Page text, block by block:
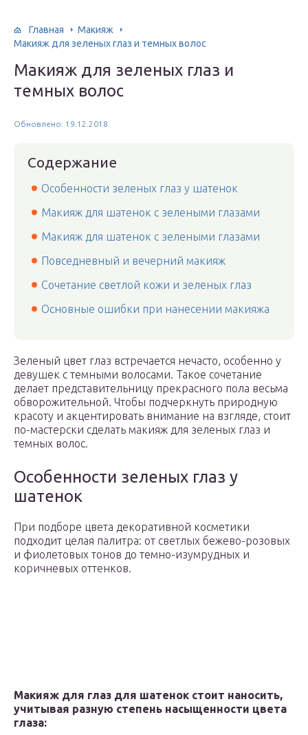
Главная
Макияж
Макияж для зеленых глаз и темных волос
Макияж для зеленых глаз и
темных волос
Обновлено: 19.12.2018
Содержание
Особенности зеленых глаз у шатенок
Макияж для шатенок с зелеными глазами
Макияж для шатенок с зелеными глазами
Повседневный и вечерний макияж
Сочетание светлой кожи и зеленых глаз
Основные ошибки при нанесении макияжа
Зеленый цвет глаз встречается нечасто, особенно у
девушек с темными волосами. Такое сочетание
делает представительницу прекрасного пола весьма
обворожительной. Чтобы подчеркнуть природную
красоту и акцентировать внимание на взгляде, стоит
по-мастерски сделать макияж для зеленых глаз и
темных волос.
Особенности зеленых глаз у
шатенок
При подборе цвета декоративной косметики
подходит целая палитра: от светлых бежево-розовых
и фиолетовых тонов до темно-изумрудных и
коричневых оттенков.
Макияж для глаз для шатенок стоит наносить,
учитывая разную степень насыщенности цвета
глаза: